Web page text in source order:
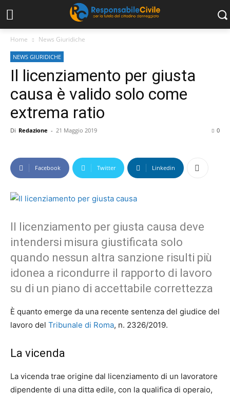
Home News Giuridiche
NEWS GIURIDICHE
Il licenziamento per giusta
causa è valido solo come
extrema ratio
Di Redazione - 21 Maggio 2019 0
Facebook Twitter Linkedin
Il licenziamento per giusta causa deve
intendersi misura giustificata solo
quando nessun altra sanzione risulti più
idonea a ricondurre il rapporto di lavoro
su di un piano di accettabile correttezza
È quanto emerge da una recente sentenza del giudice del
lavoro del Tribunale di Roma, n. 2326/2019.
La vicenda
La vicenda trae origine dal licenziamento di un lavoratore
dipendente di una ditta edile, con la qualifica di operaio,